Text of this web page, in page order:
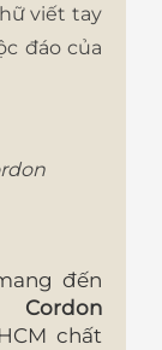
viết tay
đáo của
đến
Cordon
chất